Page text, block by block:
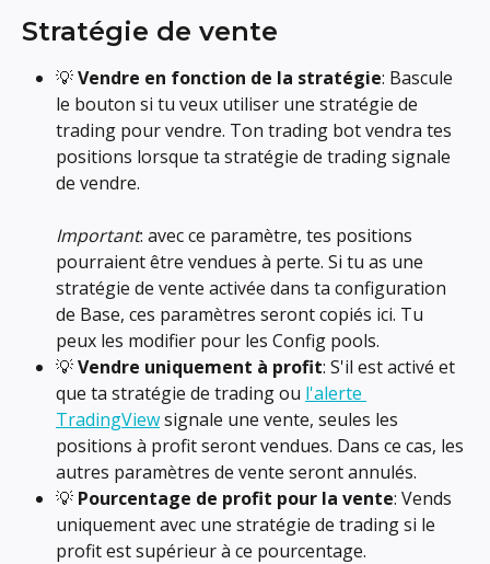
Stratégie de vente
💡 Vendre en fonction de la stratégie: Bascule
le bouton si tu veux utiliser une stratégie de
trading pour vendre. Ton trading bot vendra tes
positions lorsque ta stratégie de trading signale
de vendre.
Important: avec ce paramètre, tes positions
pourraient être vendues à perte. Si tu as une
stratégie de vente activée dans ta configuration
de Base, ces paramètres seront copiés ici. Tu
peux les modifier pour les Config pools.
💡 Vendre uniquement à profit: S'il est activé et
que ta stratégie de trading ou l'alerte
TradingView signale une vente, seules les
positions à profit seront vendues. Dans ce cas, les
autres paramètres de vente seront annulés.
💡 Pourcentage de profit pour la vente: Vends
uniquement avec une stratégie de trading si le
profit est supérieur à ce pourcentage.